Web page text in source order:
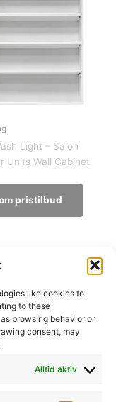
like cookies to
to these
browsing behavior or
consent, may
Alltid aktiv
Light – Salon
Units Wall Cabinet
pristilbud